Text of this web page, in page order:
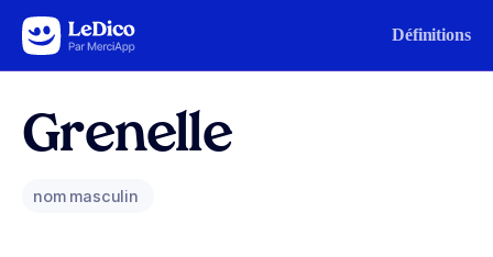
Aller au contenu Définitions
Grenelle
nom masculin